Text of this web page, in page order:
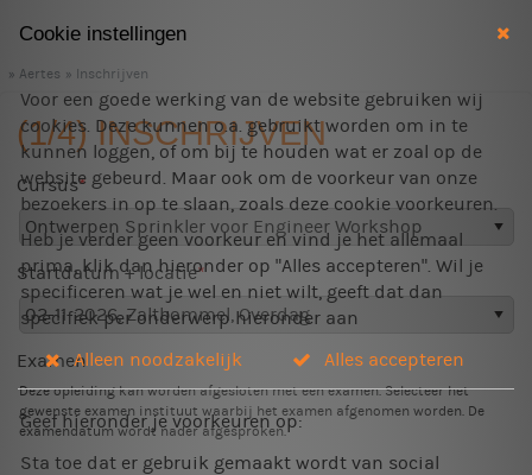
Aertes Inschrijven
(1/4) INSCHRIJVEN
Cursus
Startdatum + locatie
Examen
Deze opleiding kan worden afgesloten met een examen. Selecteer het
gewenste examen instituut waarbij het examen afgenomen worden. De
examendatum wordt nader afgesproken.
Cookie instellingen
Voor een goede werking van de website gebruiken wij
cookies. Deze kunnen o.a. gebruikt worden om in te
kunnen loggen, of om bij te houden wat er zoal op de
website gebeurd. Maar ook om de voorkeur van onze
bezoekers in op te slaan, zoals deze cookie voorkeuren.
Heb je verder geen voorkeur en vind je het allemaal
prima, klik dan hieronder op "Alles accepteren". Wil je
specificeren wat je wel en niet wilt, geeft dat dan
specifiek per onderwerp hieronder aan
Alleen noodzakelijk
Alles accepteren
Geef hieronder je voorkeuren op:
Sta toe dat er gebruik gemaakt wordt van social